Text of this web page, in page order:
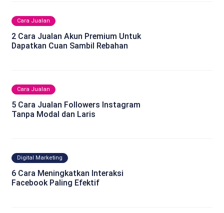
Cara Jualan
2 Cara Jualan Akun Premium Untuk
Dapatkan Cuan Sambil Rebahan
Cara Jualan
5 Cara Jualan Followers Instagram
Tanpa Modal dan Laris
Digital Marketing
6 Cara Meningkatkan Interaksi
Facebook Paling Efektif